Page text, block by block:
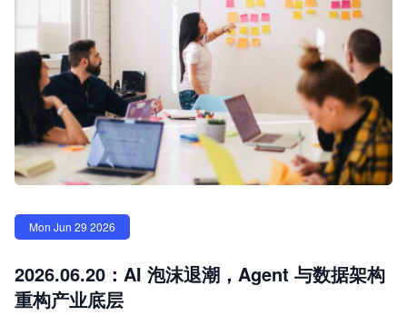
Mon Jun 29 2026
2026.06.20：AI 泡沫退潮，Agent 与数据架构
重构产业底层